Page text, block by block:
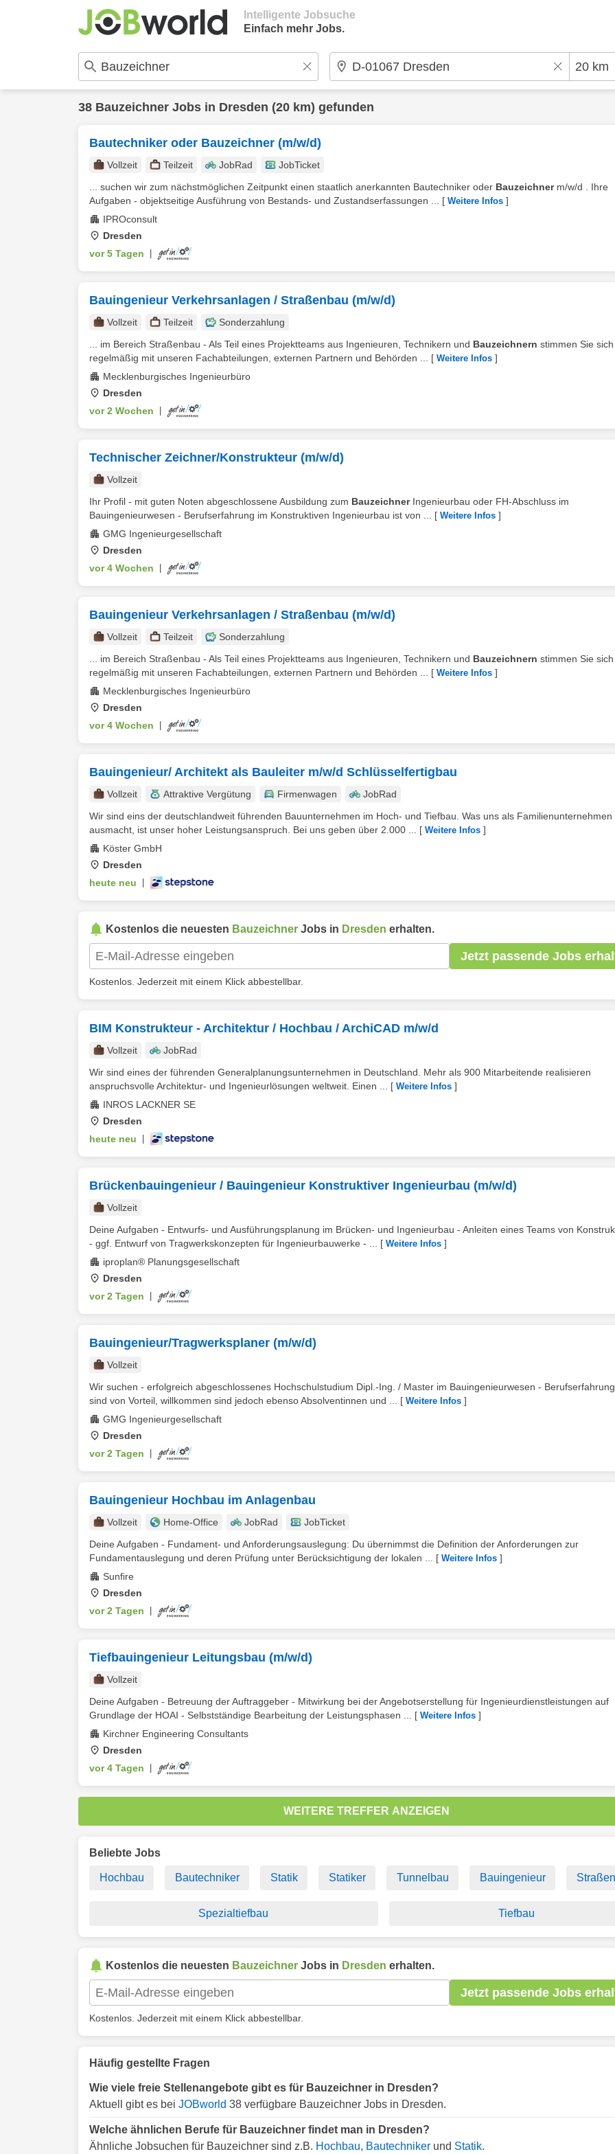
Intelligente Jobsuche
Einfach mehr Jobs.
38 Bauzeichner Jobs in Dresden (20 km) gefunden
Bautechniker oder Bauzeichner (m/w/d)
Vollzeit Teilzeit JobRad
JobTicket
... suchen wir zum nächstmöglichen Zeitpunkt einen staatlich anerkannten Bautechniker oder Bauzeichnerm/w/d . Ihre
Aufgaben - objektseitige Ausführung von Bestands- und Zustandserfassungen ...
[ Weitere Infos ]
IPROconsult
Dresden
vor 5 Tagen
Bauingenieur Verkehrsanlagen / Straßenbau (m/w/d)
Vollzeit Teilzeit
Sonderzahlung
... im Bereich Straßenbau - Als Teil eines Projektteams aus Ingenieuren, Technikern und Bauzeichnern stimmen Sie sich
regelmäßig mit unseren Fachabteilungen, externen Partnern und Behörden ...
[ Weitere Infos ]
Mecklenburgisches Ingenieurbüro
Dresden
vor 2 Wochen
Technischer Zeichner/Konstrukteur (m/w/d)
Vollzeit
Ihr Profil - mit guten Noten abgeschlossene Ausbildung zum BauzeichnerIngenieurbau oder FH-Abschluss im
Bauingenieurwesen - Berufserfahrung im Konstruktiven Ingenieurbau ist von ...
[ Weitere Infos ]
GMG Ingenieurgesellschaft
Dresden
vor 4 Wochen
Bauingenieur Verkehrsanlagen / Straßenbau (m/w/d)
Vollzeit Teilzeit
Sonderzahlung
... im Bereich Straßenbau - Als Teil eines Projektteams aus Ingenieuren, Technikern und Bauzeichnern stimmen Sie sich
regelmäßig mit unseren Fachabteilungen, externen Partnern und Behörden ...
[ Weitere Infos ]
Mecklenburgisches Ingenieurbüro
Dresden
vor 4 Wochen
Bauingenieur/ Architekt als Bauleiter m/w/d Schlüsselfertigbau
Vollzeit Attraktive Vergütung Firmenwagen
JobRad
Wir sind eins der deutschlandweit führenden Bauunternehmen im Hoch- und Tiefbau. Was uns als Familienunternehmen
ausmacht, ist unser hoher Leistungsanspruch. Bei uns geben über 2.000 ...
[ Weitere Infos ]
Köster GmbH
Dresden
heute neu
Kostenlos die neuesten Bauzeichner Jobs in Dresden erhalten.
Jetzt passende Jobs
Kostenlos. Jederzeit mit einem Klick abbestellbar.
BIM Konstrukteur - Architektur / Hochbau / ArchiCAD m/w/d
Vollzeit
JobRad
Wir sind eines der führenden Generalplanungsunternehmen in Deutschland. Mehr als 900 Mitarbeitende realisieren
anspruchsvolle Architektur- und Ingenieurlösungen weltweit. Einen ...
[ Weitere Infos ]
INROS LACKNER SE
Dresden
heute neu
Brückenbauingenieur / Bauingenieur Konstruktiver Ingenieurbau (m/w/d)
Vollzeit
Deine Aufgaben - Entwurfs- und Ausführungsplanung im Brücken- und Ingenieurbau - Anleiten eines Teams von
- ggf. Entwurf von Tragwerkskonzepten für Ingenieurbauwerke - ...
[ Weitere Infos ]
iproplan® Planungsgesellschaft
Dresden
vor 2 Tagen
Bauingenieur/Tragwerksplaner (m/w/d)
Vollzeit
Wir suchen - erfolgreich abgeschlossenes Hochschulstudium Dipl.-Ing. / Master im Bauingenieurwesen -
sind von Vorteil, willkommen sind jedoch ebenso Absolventinnen und ...
[ Weitere Infos ]
GMG Ingenieurgesellschaft
Dresden
vor 2 Tagen
Bauingenieur Hochbau im Anlagenbau
Vollzeit Home-Office JobRad
JobTicket
Deine Aufgaben - Fundament- und Anforderungsauslegung: Du übernimmst die Definition der Anforderungen zur
Fundamentauslegung und deren Prüfung unter Berücksichtigung der lokalen ...
[ Weitere Infos ]
Sunfire
Dresden
vor 2 Tagen
Tiefbauingenieur Leitungsbau (m/w/d)
Vollzeit
Deine Aufgaben - Betreuung der Auftraggeber - Mitwirkung bei der Angebotserstellung für Ingenieurdienstleistungen auf
Grundlage der HOAI - Selbstständige Bearbeitung der Leistungsphasen ...
[ Weitere Infos ]
Kirchner Engineering Consultants
Dresden
vor 4 Tagen
WEITERE TREFFER ANZEIGEN
Beliebte Jobs
Hochbau Bautechniker Statik Statiker Tunnelbau Bauingenieur
Spezialtiefbau Tiefbau
Kostenlos die neuesten Bauzeichner Jobs in Dresden erhalten.
Jetzt passende Jobs
Kostenlos. Jederzeit mit einem Klick abbestellbar.
Häufig gestellte Fragen
Wie viele freie Stellenangebote gibt es für Bauzeichner in Dresden?
Aktuell gibt es bei JOBworld 38 verfügbare Bauzeichner Jobs in Dresden.
Welche ähnlichen Berufe für Bauzeichner findet man in Dresden?
Ähnliche Jobsuchen für Bauzeichner sind z.B. Hochbau, Bautechniker und Statik.